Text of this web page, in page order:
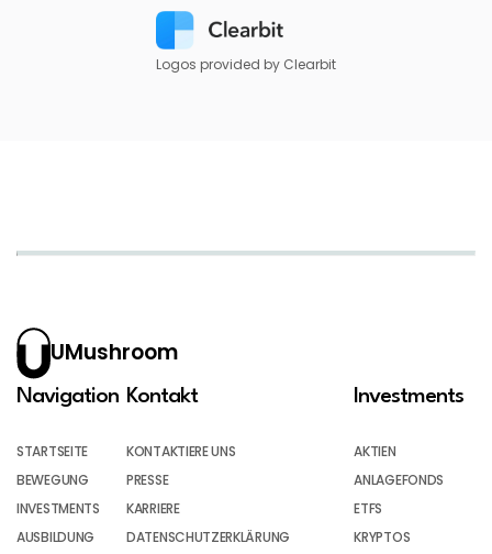
Logos provided by Clearbit
UMushroom
Navigation
STARTSEITE
BEWEGUNG
INVESTMENTS
AUSBILDUNG
Kontakt
KONTAKTIERE UNS
PRESSE
KARRIERE
DATENSCHUTZERKLÄRUNG
Investments
AKTIEN
ANLAGEFONDS
ETFS
KRYPTOS